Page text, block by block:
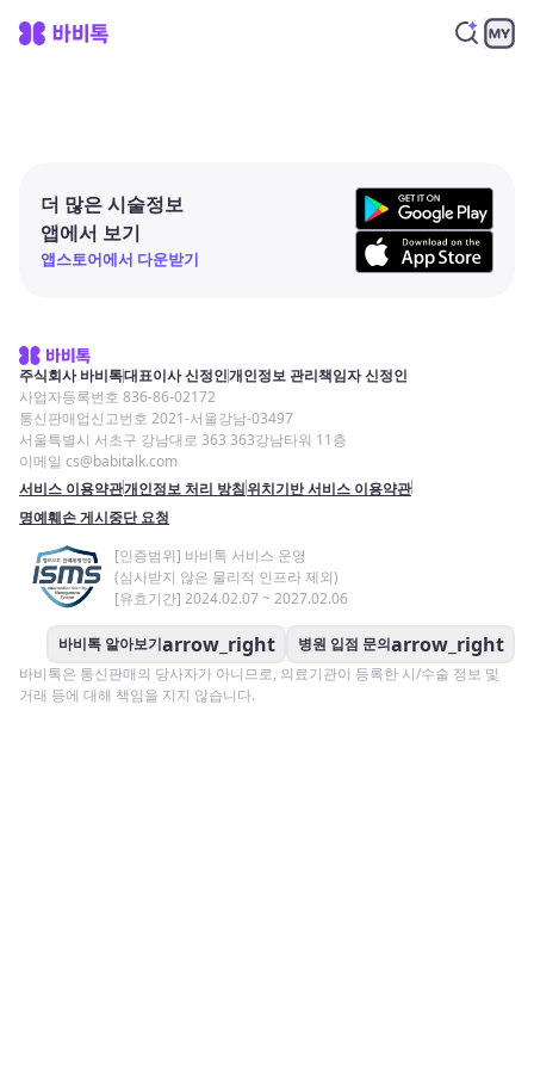
더 많은 시술정보
앱에서 보기
앱스토어에서 다운받기
주식회사 바비톡대표이사 신정인개인정보 관리책임자 신정인
사업자등록번호 836-86-02172
통신판매업신고번호 2021-서울강남-03497
서울특별시 서초구 강남대로 363 363강남타워 11층
이메일 cs@babitalk.com
서비스 이용약관개인정보 처리 방침위치기반 서비스 이용약관
명예훼손 게시중단 요청
[인증범위] 바비톡 서비스 운영
(심사받지 않은 물리적 인프라 제외)
[유효기간] 2024.02.07 ~ 2027.02.06
바비톡 알아보기arrow_right 병원 입점 문의arrow_right
바비톡은 통신판매의 당사자가 아니므로, 의료기관이 등록한 시/수술 정보 및
거래 등에 대해 책임을 지지 않습니다.